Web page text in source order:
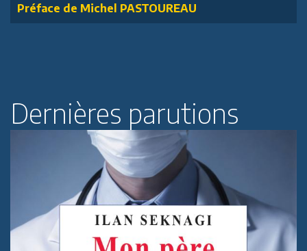
Préface de Michel PASTOUREAU
Dernières parutions